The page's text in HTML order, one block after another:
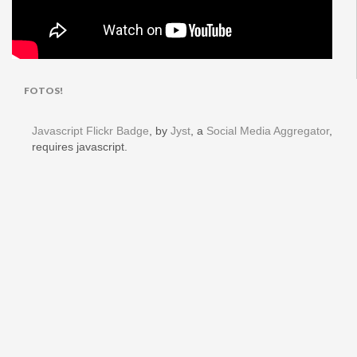
FOTOS!
Javascript Flickr Badge , by Jyst , a Social Media Aggregator,
requires javascript.